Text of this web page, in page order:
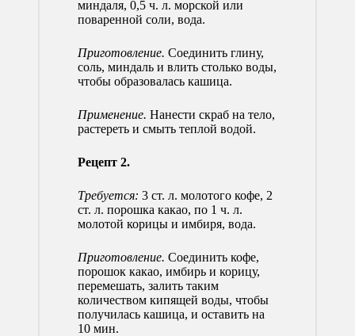
миндаля, 0,5 ч. л. морской или
поваренной соли, вода.
Приготовление. Соединить глину,
соль, миндаль и влить столько воды,
чтобы образовалась кашица.
Применение. Нанести скраб на тело,
растереть и смыть теплой водой.
Рецепт 2.
Требуется: 3 ст. л. молотого кофе, 2
ст. л. порошка какао, по 1 ч. л.
молотой корицы и имбиря, вода.
Приготовление. Соединить кофе,
порошок какао, имбирь и корицу,
перемешать, залить таким
количеством кипящей воды, чтобы
получилась кашица, и оставить на
10 мин.